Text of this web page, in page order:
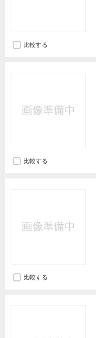
比較する
比較する
比較する